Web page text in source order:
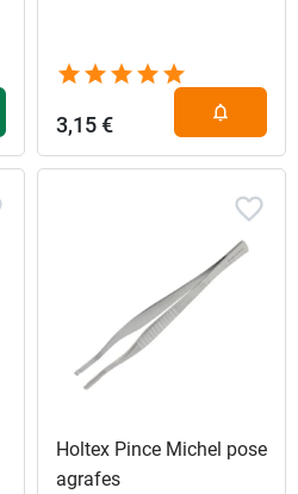
3,15 €
Holtex Pince Michel pose
agrafes